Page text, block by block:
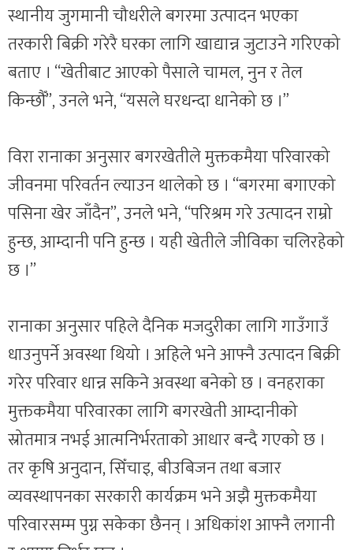
स्थानीय जुगमानी चौधरीले बगरमा उत्पादन भएका
तरकारी बिक्री गरेरै घरका लागि खाद्यान्न जुटाउने गरिएको
बताए । “खेतीबाट आएको पैसाले चामल, नुन र तेल
किन्छौँ”, उनले भने, “यसले घरधन्दा धानेको छ ।”
विरा रानाका अनुसार बगरखेतीले मुक्तकमैया परिवारको
जीवनमा परिवर्तन ल्याउन थालेको छ । “बगरमा बगाएको
पसिना खेर जाँदैन”, उनले भने, “परिश्रम गरे उत्पादन राम्रो
हुन्छ, आम्दानी पनि हुन्छ । यही खेतीले जीविका चलिरहेको
छ ।”
रानाका अनुसार पहिले दैनिक मजदुरीका लागि गाउँगाउँ
धाउनुपर्ने अवस्था थियो । अहिले भने आफ्नै उत्पादन बिक्री
गरेर परिवार धान्न सकिने अवस्था बनेको छ । वनहराका
मुक्तकमैया परिवारका लागि बगरखेती आम्दानीको
स्रोतमात्र नभई आत्मनिर्भरताको आधार बन्दै गएको छ ।
तर कृषि अनुदान, सिँचाइ, बीउबिजन तथा बजार
व्यवस्थापनका सरकारी कार्यक्रम भने अझै मुक्तकमैया
परिवारसम्म पुग्न सकेका छैनन् । अधिकांश आफ्नै लगानी